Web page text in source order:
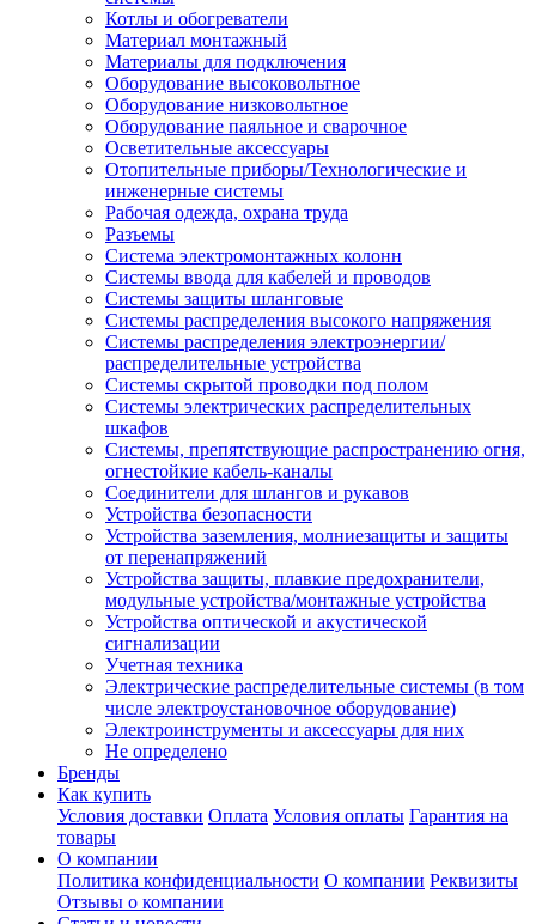
Котлы и обогреватели
Материал монтажный
Материалы для подключения
Оборудование высоковольтное
Оборудование низковольтное
Оборудование паяльное и сварочное
Осветительные аксессуары
Отопительные приборы/Технологические и
инженерные системы
Рабочая одежда, охрана труда
Разъемы
Система электромонтажных колонн
Системы ввода для кабелей и проводов
Системы защиты шланговые
Системы распределения высокого напряжения
Системы распределения электроэнергии/
распределительные устройства
Системы скрытой проводки под полом
Системы электрических распределительных
шкафов
Системы, препятствующие распространению огня,
огнестойкие кабель-каналы
Соединители для шлангов и рукавов
Устройства безопасности
Устройства заземления, молниезащиты и защиты
от перенапряжений
Устройства защиты, плавкие предохранители,
модульные устройства/монтажные устройства
Устройства оптической и акустической
сигнализации
Учетная техника
Электрические распределительные системы (в том
числе электроустановочное оборудование)
Электроинструменты и аксессуары для них
Не определено
Бренды
Как купить
Условия доставки Оплата Условия оплаты Гарантия на
товары
О компании
Политика конфиденциальности О компании Реквизиты
Отзывы о компании